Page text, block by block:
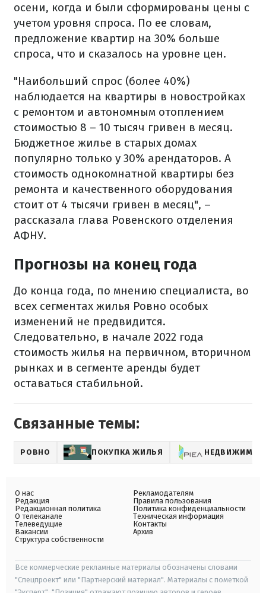
осени, когда и были сформированы цены с
учетом уровня спроса. По ее словам,
предложение квартир на 30% больше
спроса, что и сказалось на уровне цен.
"Наибольший спрос (более 40%)
наблюдается на квартиры в новостройках
с ремонтом и автономным отоплением
стоимостью 8 – 10 тысяч гривен в месяц.
Бюджетное жилье в старых домах
популярно только у 30% арендаторов. А
стоимость однокомнатной квартиры без
ремонта и качественного оборудования
стоит от 4 тысячи гривен в месяц", –
рассказала глава Ровенского отделения
АФНУ.
Прогнозы на конец года
До конца года, по мнению специалиста, во
всех сегментах жилья Ровно особых
изменений не предвидится.
Следовательно, в начале 2022 года
стоимость жилья на первичном, вторичном
рынках и в сегменте аренды будет
оставаться стабильной.
Связанные темы:
РОВНО ПОКУПКА ЖИЛЬЯ
О нас
Редакция
Редакционная политика
О телеканале
Телеведущие
Вакансии
Структура собственности
Рекламодателям
Правила пользования
Политика конфиденциальности
Техническая информация
Контакты
Архив
Все коммерческие рекламные материалы обозначены словами
"Спецпроект" или "Партнерский материал". Материалы с пометкой